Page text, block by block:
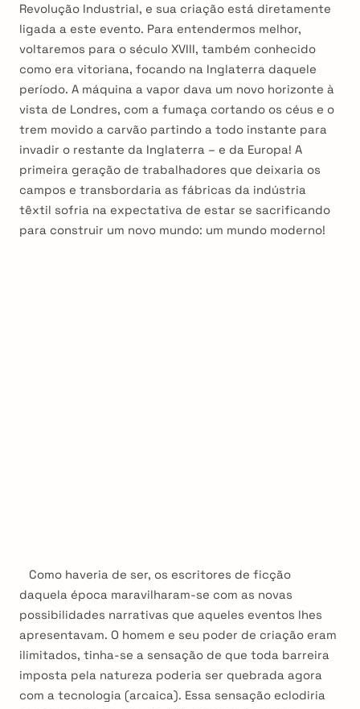
Revolução Industrial, e sua criação está diretamente
ligada a este evento. Para entendermos melhor,
voltaremos para o século XVIII, também conhecido
como era vitoriana, focando na Inglaterra daquele
período. A máquina a vapor dava um novo horizonte à
vista de Londres, com a fumaça cortando os céus e o
trem movido a carvão partindo a todo instante para
invadir o restante da Inglaterra – e da Europa! A
primeira geração de trabalhadores que deixaria os
campos e transbordaria as fábricas da indústria
têxtil sofria na expectativa de estar se sacrificando
para construir um novo mundo: um mundo moderno!
Como haveria de ser, os escritores de ficção
daquela época maravilharam-se com as novas
possibilidades narrativas que aqueles eventos lhes
apresentavam. O homem e seu poder de criação eram
ilimitados, tinha-se a sensação de que toda barreira
imposta pela natureza poderia ser quebrada agora
com a tecnologia (arcaica). Essa sensação eclodiria